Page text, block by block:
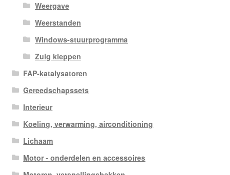
Weergave
Weerstanden
Windows-stuurprogramma
Zuig kleppen
FAP-katalysatoren
Gereedschapssets
Interieur
Koeling, verwarming, airconditioning
Lichaam
Motor - onderdelen en accessoires